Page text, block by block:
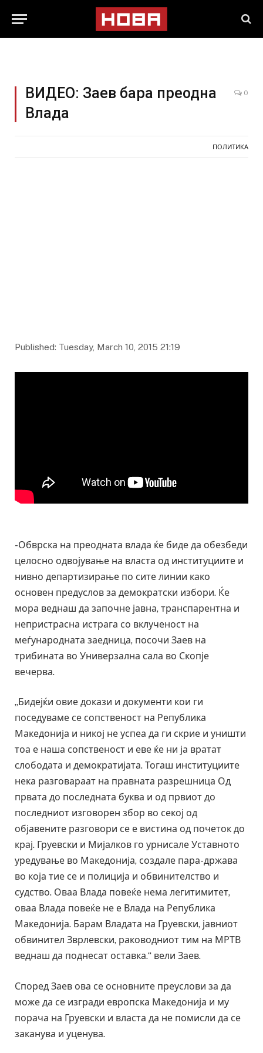
ВИДЕО: Заев бара преодна
Влада
0
ПОЛИТИКА
Published: Tuesday, March 10, 2015 21:19
-Обврска на преодната влада ќе биде да обезбеди
целосно одвојување на власта од институциите и
нивно департизирање по сите линии како
основен предуслов за демократски избори. Ќе
мора веднаш да започне јавна, транспарентна и
непристрасна истрага со вклученост на
меѓународната заедница, посочи Заев на
трибината во Универзална сала во Скопје
вечерва.
„Бидејќи овие докази и документи кои ги
поседуваме се сопственост на Република
Македонија и никој не успеа да ги скрие и уништи
тоа е наша сопственост и еве ќе ни ја вратат
слободата и демократијата. Тогаш институциите
нека разговараат на правната разрешница Од
првата до последната буква и од првиот до
последниот изговорен збор во секој од
објавените разговори се е вистина од почеток до
крај. Груевски и Мијалков го урнисале Уставното
уредување во Македонија, создале пара-држава
во која тие се и полиција и обвинителство и
судство. Оваа Влада повеќе нема легитимитет,
оваа Влада повеќе не е Влада на Република
Македонија. Барам Владата на Груевски, јавниот
обвинител Зврлевски, раководниот тим на МРТВ
веднаш да поднесат оставка.“ вели Заев.
Според Заев ова се основните преуслови за да
може да се изгради европска Македонија и му
порача на Груевски и власта да не помисли да се
заканува и уценува.